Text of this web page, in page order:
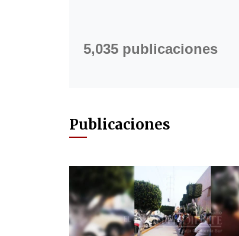
5,035 publicaciones
Publicaciones